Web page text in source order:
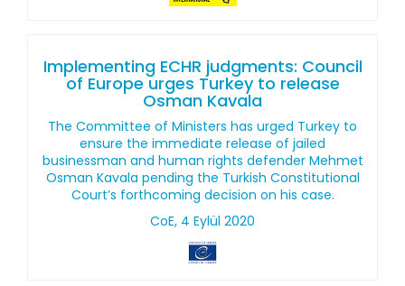
Implementing ECHR judgments: Council
of Europe urges Turkey to release
Osman Kavala
The Committee of Ministers has urged Turkey to
ensure the immediate release of jailed
businessman and human rights defender Mehmet
Osman Kavala pending the Turkish Constitutional
Court’s forthcoming decision on his case.
CoE, 4 Eylül 2020